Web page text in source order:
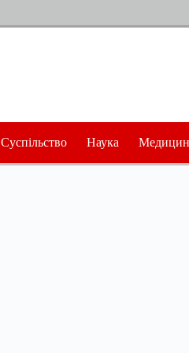
Суспільство Наука